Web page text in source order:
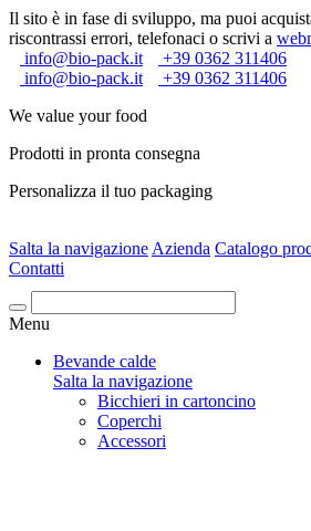
Il sito è in fase di sviluppo, ma puoi
riscontrassi errori, telefonaci o scrivi a
info@bio-pack.it
+39 0362 311406
info@bio-pack.it
+39 0362 311406
We value your food
Prodotti in pronta consegna
Personalizza il tuo packaging
Salta la navigazione Azienda Catalogo
Contatti
Cerca
Menu
Bevande calde
Salta la navigazione
Bicchieri in cartoncino
Coperchi
Accessori